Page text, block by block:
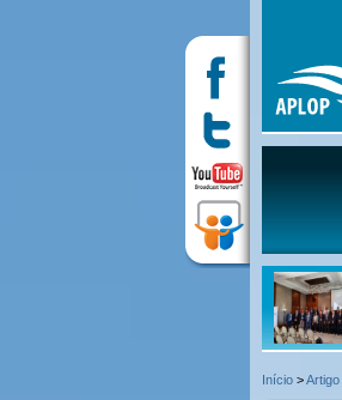
Início >Artigo